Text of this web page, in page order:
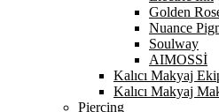
Golden
Nuance
Soulway
AIMOSSİ
Kalıcı Makyaj
Kalıcı Makyaj
Piercing